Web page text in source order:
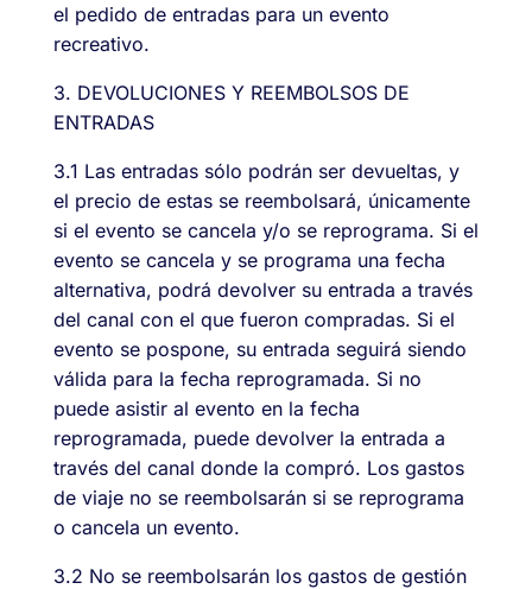
el pedido de entradas para un evento
recreativo.
3. DEVOLUCIONES Y REEMBOLSOS DE
ENTRADAS
3.1 Las entradas sólo podrán ser devueltas, y
el precio de estas se reembolsará, únicamente
si el evento se cancela y/o se reprograma. Si el
evento se cancela y se programa una fecha
alternativa, podrá devolver su entrada a través
del canal con el que fueron compradas. Si el
evento se pospone, su entrada seguirá siendo
válida para la fecha reprogramada. Si no
puede asistir al evento en la fecha
reprogramada, puede devolver la entrada a
través del canal donde la compró. Los gastos
de viaje no se reembolsarán si se reprograma
o cancela un evento.
3.2 No se reembolsarán los gastos de gestión